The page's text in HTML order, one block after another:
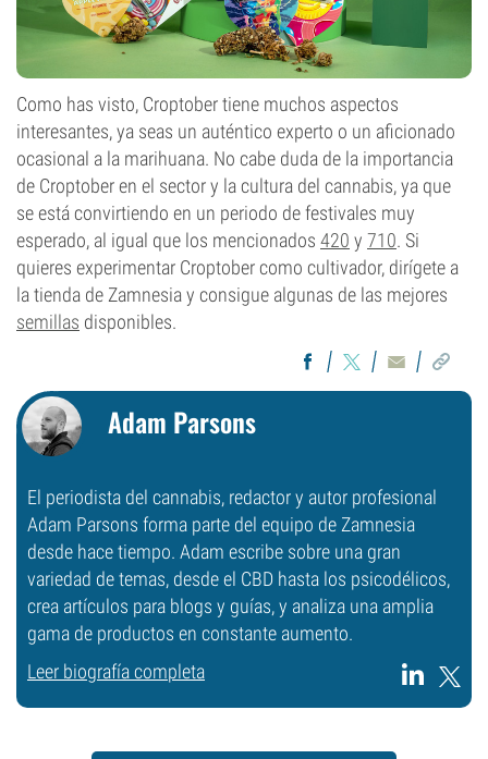
Como has visto, Croptober tiene muchos aspectos
interesantes, ya seas un auténtico experto o un aficionado
ocasional a la marihuana. No cabe duda de la importancia
de Croptober en el sector y la cultura del cannabis, ya que
se está convirtiendo en un periodo de festivales muy
esperado, al igual que los mencionados 420 y 710. Si
quieres experimentar Croptober como cultivador, dirígete a
la tienda de Zamnesia y consigue algunas de las mejores
semillas disponibles.
Adam Parsons
El periodista del cannabis, redactor y autor profesional
Adam Parsons forma parte del equipo de Zamnesia
desde hace tiempo. Adam escribe sobre una gran
variedad de temas, desde el CBD hasta los psicodélicos,
crea artículos para blogs y guías, y analiza una amplia
gama de productos en constante aumento.
Leer biografía completa